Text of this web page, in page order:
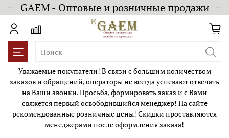
GAEM - Оптовые и розничные продажи
Уважаемые покупатели! В связи с большим количеством
заказов и обращений, операторы не всегда успевают отвечать
на Ваши звонки. Просьба, формировать заказ и с Вами
свяжется первый освободившийся менеджер! На сайте
рекомендованные розничные цены! Скидки проставляются
менеджерами после оформления заказа!